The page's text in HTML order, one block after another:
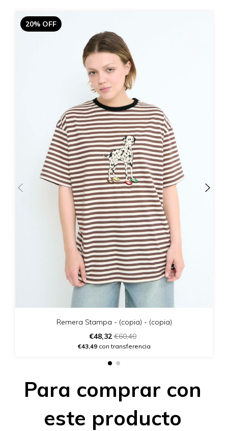
20% OFF
Remera Stampa - (copia) - (copia)
€48,32€60,40
€43,49con transferencia
Para comprar con
este producto